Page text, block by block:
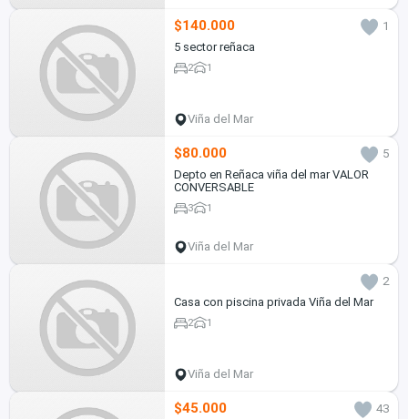
$140.000
1
5 sector reñaca
2 1
Viña del Mar
$80.000
5
Depto en Reñaca viña del mar VALOR
CONVERSABLE
3 1
Viña del Mar
2
Casa con piscina privada Viña del Mar
2 1
Viña del Mar
$45.000 43